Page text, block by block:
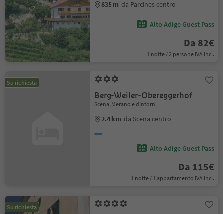
835 m da Parcines centro
Alto Adige Guest Pass
Da 82€
1 notte / 2 persone IVA incl.
Su richiesta
Berg-Weiler-Obereggerhof
Scena, Merano e dintorni
2.4 km da Scena centro
Alto Adige Guest Pass
Da 115€
1 notte / 1 appartamento IVA incl.
Su richiesta